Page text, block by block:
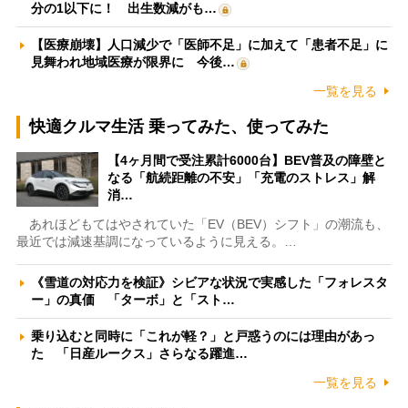
分の1以下に！ 出生数減がも…
【医療崩壊】人口減少で「医師不足」に加えて「患者不足」に
見舞われ地域医療が限界に 今後…
一覧を見る
快適クルマ生活 乗ってみた、使ってみた
【4ヶ月間で受注累計6000台】BEV普及の障壁と
なる「航続距離の不安」「充電のストレス」解
消…
あれほどもてはやされていた「EV（BEV）シフト」の潮流も、
最近では減速基調になっているように見える。…
《雪道の対応力を検証》シビアな状況で実感した「フォレスタ
ー」の真価 「ターボ」と「スト…
乗り込むと同時に「これが軽？」と戸惑うのには理由があっ
た 「日産ルークス」さらなる躍進…
一覧を見る